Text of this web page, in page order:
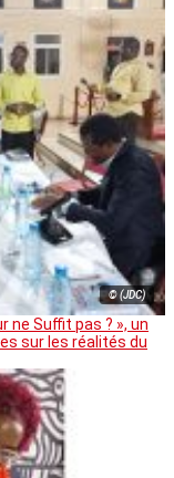
© (JDC)
ne Suffit pas ? », un
sur les réalités du